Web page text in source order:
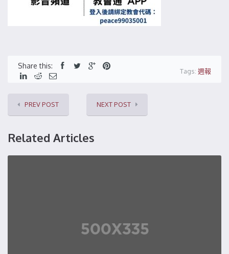
Share this:
Tags: 週報
PREV POST NEXT POST
Related Articles